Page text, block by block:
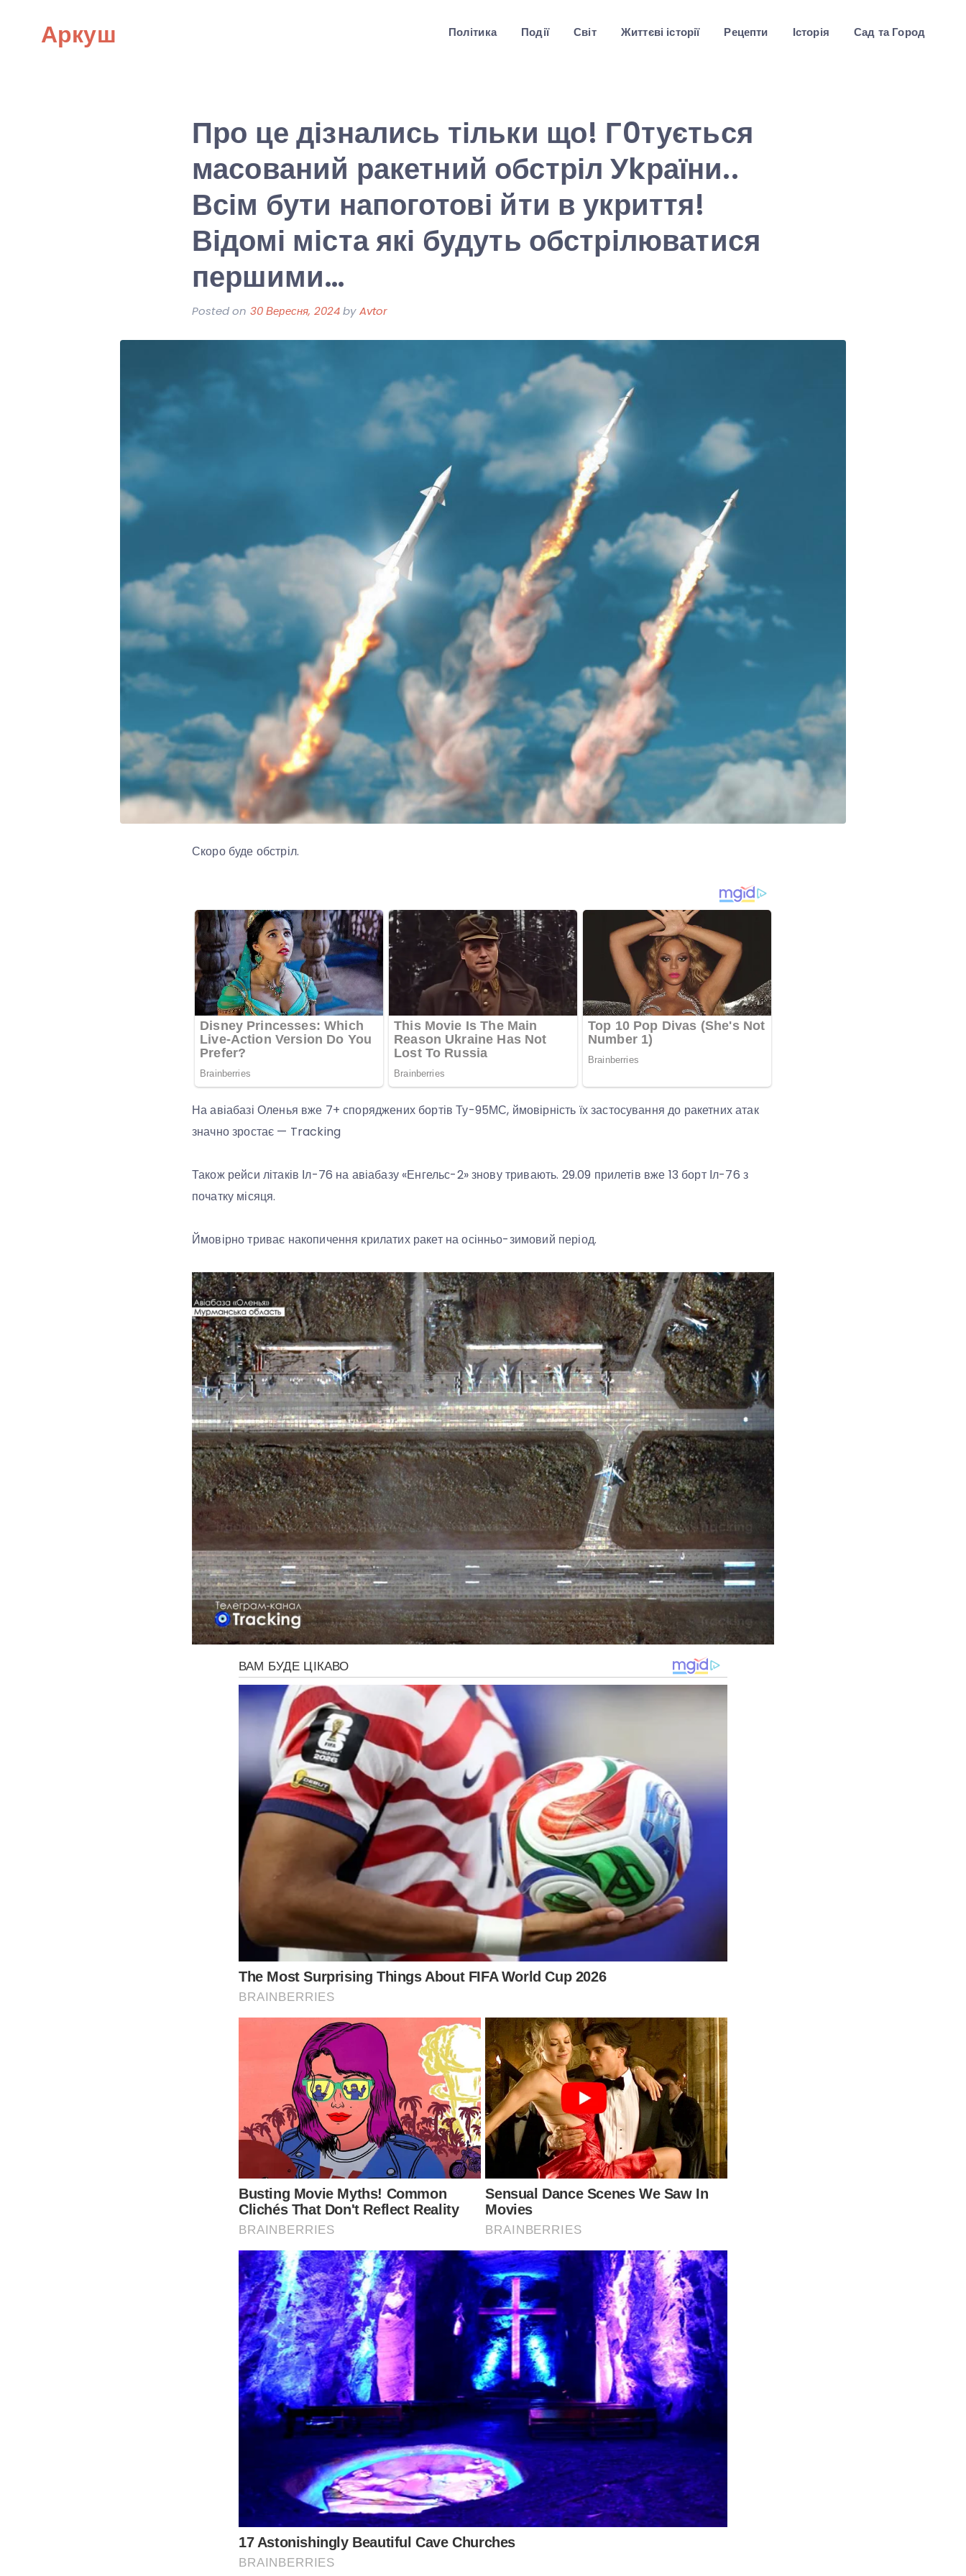
Аркуш Політика Події Світ Життєві історії Рецепти Історія Сад та Город
Про це дізнались тільки що! Г0тується
масований ракетний обстріл Уkраїни..
Всім бути напоготові йти в укриття!
Відомі міста які будуть обстрілюватися
першими…
Posted on 30 Вересня, 2024byAvtor
Скоро буде обстріл.
На авіабазі Оленья вже 7+ споряджених бортів Ту-95МС, ймовірність їх застосування до ракетних атак
значно зростає — Tracking
Також рейси літаків Іл-76 на авіабазу «Енгельс-2» знову тривають. 29.09 прилетів вже 13 борт Іл-76 з
початку місяця.
Ймовірно триває накопичення крилатих ракет на осінньо-зимовий період.